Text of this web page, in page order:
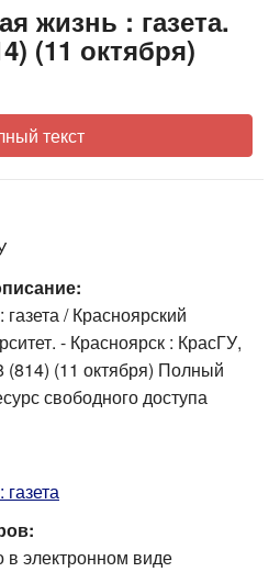
жизнь : газета.
(11 октября)
текст
/ Красноярский
- Красноярск : КрасГУ,
(814) (11 октября) Полный
свободного доступа
в электронном виде